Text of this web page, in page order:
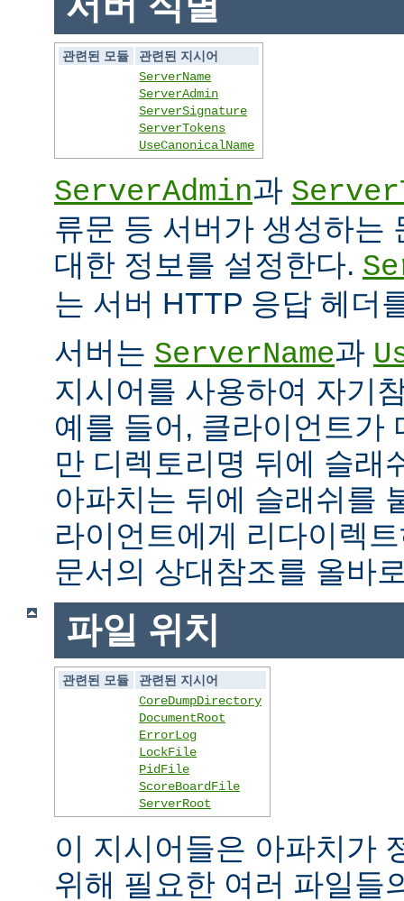
관련된 모듈
관련된 지시어
ServerName
ServerAdmin
ServerSignature
ServerTokens
UseCanonicalName
ServerAdmin과
류문 등 서버가 생성하는
대한 정보를 설정한다.
는 서버 HTTP 응답 헤더
서버는 ServerName과
지시어를 사용하여 자기
예를 들어, 클라이언트가
만 디렉토리명 뒤에 슬래
아파치는 뒤에 슬래쉬를
라이언트에게 리다이렉
문서의 상대참조를 올바
파일 위치
관련된 모듈
관련된 지시어
CoreDumpDirectory
DocumentRoot
ErrorLog
LockFile
PidFile
ScoreBoardFile
ServerRoot
이 지시어들은 아파치가
위해 필요한 여러 파일들